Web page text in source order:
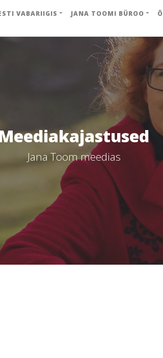
VABARIIGIS JANA TOOMI BÜROO
Jana Toom meedias